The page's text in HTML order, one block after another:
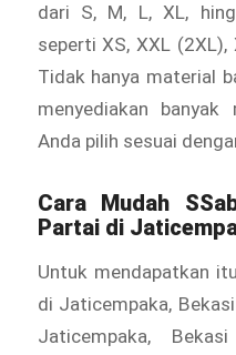
dari S, M, L, XL,
seperti XS, XXL (2XL),
Tidak hanya material
menyediakan
Anda pilih sesuai
Cara Mudah
Partai di
Untuk mendapatkan
di Jaticempaka,
Jaticempaka,